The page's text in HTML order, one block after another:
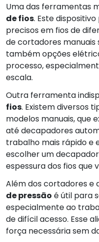
Uma das ferramentas
de fios. Este
precisos em fios de
de cortadores manuais
também opções
processo,
escala.
Outra ferramenta
fios. Existem diversos
modelos manuais, que
até decapadores
trabalho mais rápido e
escolher um
espessura dos fios que
Além dos cortadores e
de pressão é útil para
especialmente ao
de difícil acesso. Esse
força necessária sem